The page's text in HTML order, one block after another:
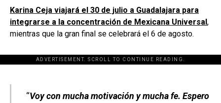
Karina Ceja viajará el 30 de julio a Guadalajara para
integrarse a la concentración de Mexicana Universal,
mientras que la gran final se celebrará el 6 de agosto.
ADVERTISEMENT. SCROLL TO CONTINUE READING.
[adsforwp id="243463"]
“Voy con mucha motivación y mucha fe. Espero